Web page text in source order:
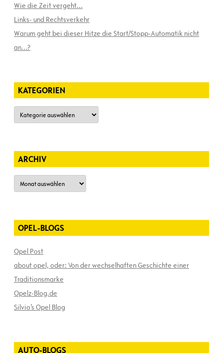
Wie die Zeit vergeht…
Links- und Rechtsverkehr
Warum geht bei dieser Hitze die Start/Stopp-Automatik nicht
an…?
KATEGORIEN
Kategorien
ARCHIV
Archiv
OPEL-BLOGS
Opel Post
about opel, oder: Von der wechselhaften Geschichte einer
Traditionsmarke
Opelz-Blog.de
Silvio’s Opel Blog
AUTO-BLOGS